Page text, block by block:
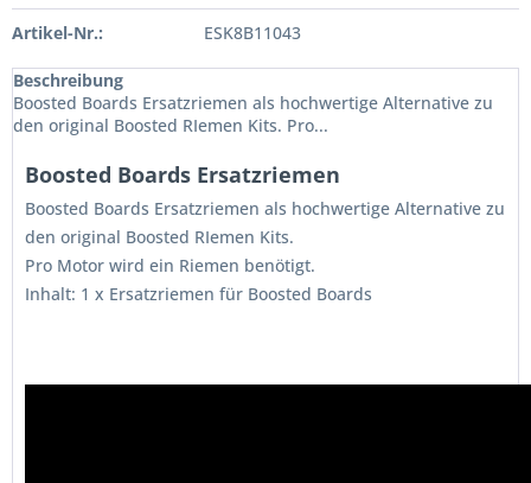
Artikel-Nr.: ESK8B11043
Beschreibung
Boosted Boards Ersatzriemen als hochwertige Alternative zu
den original Boosted RIemen Kits. Pro...
Boosted Boards Ersatzriemen
Boosted Boards Ersatzriemen als hochwertige Alternative zu
den original Boosted RIemen Kits.
Pro Motor wird ein Riemen benötigt.
Inhalt: 1 x Ersatzriemen für Boosted Boards